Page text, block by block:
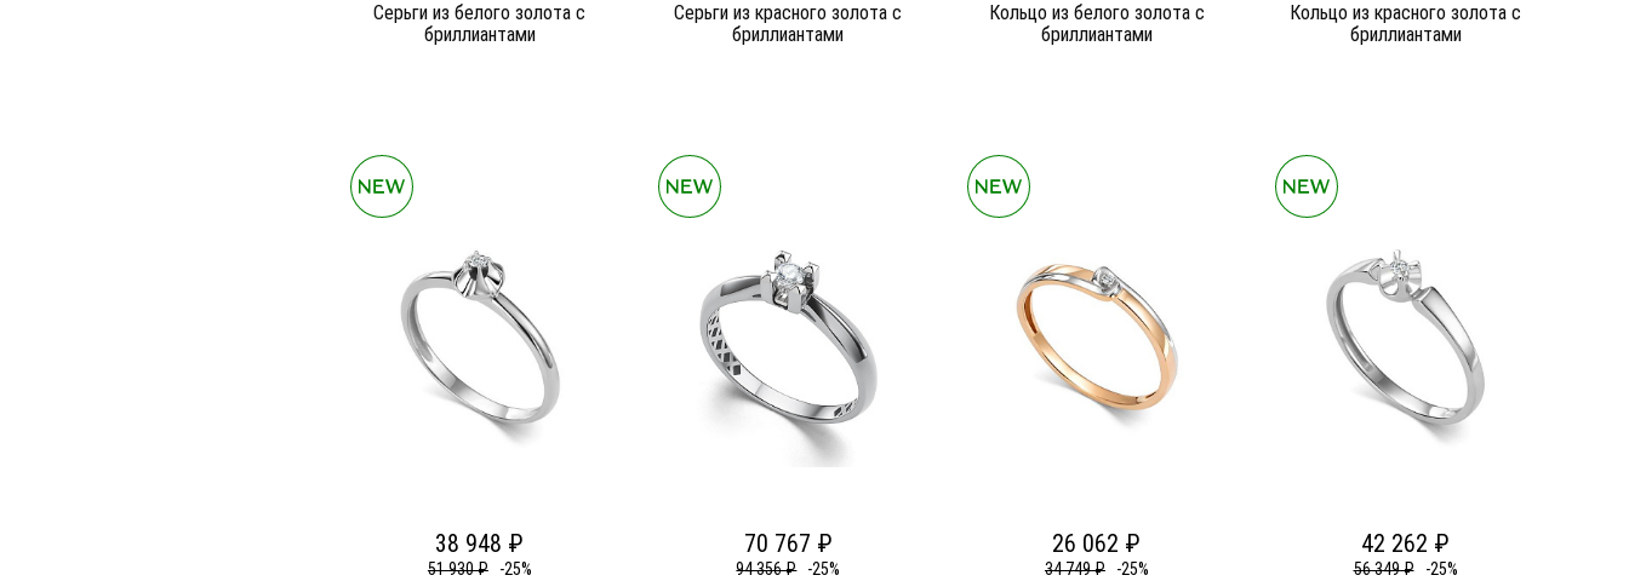
Серьги из белого золота c
бриллиантами
Серьги из красного золота c
бриллиантами
Кольцо из белого золота c
бриллиантами
Кольцо из красного золота c
бриллиантами
38 948 ₽
51 930 ₽ -25%
70 767 ₽
94 356 ₽ -25%
26 062 ₽
34 749 ₽ -25%
42 262 ₽
56 349 ₽ -25%